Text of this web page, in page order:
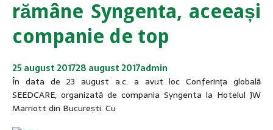
rămâne Syngenta, aceeași
companie de top
25 august 201728 august 2017admin
În data de 23 august a.c. a avut loc Conferința globală
SEEDCARE, organizată de compania Syngenta la Hotelul JW
Marriott din București. Cu